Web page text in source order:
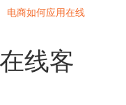
电商如何应用在线
线客